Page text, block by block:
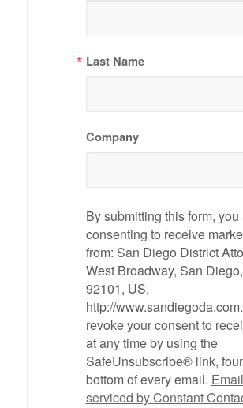
Last Name
Company
By submitting this form, you
consenting to receive
from: San Diego District
West Broadway, San
92101, US,
http://
revoke your consent to
at any time by using the
SafeUnsubscribe® link,
bottom of every email.
serviced by Constant